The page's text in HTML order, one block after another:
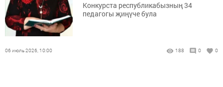
Конкурста республикабызның 34
педагогы җиңүче була
06 июль 2026, 10:00 188 0 0